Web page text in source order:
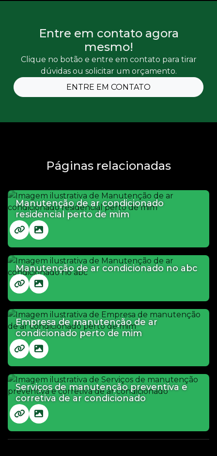
Entre em contato agora
mesmo!
Clique no botão e entre em contato para tirar
dúvidas ou solicitar um orçamento.
ENTRE EM CONTATO
Páginas relacionadas
Manutenção de ar condicionado
residencial perto de mim
Manutenção de ar condicionado no abc
Empresa de manutenção de ar
condicionado perto de mim
Serviços de manutenção preventiva e
corretiva de ar condicionado